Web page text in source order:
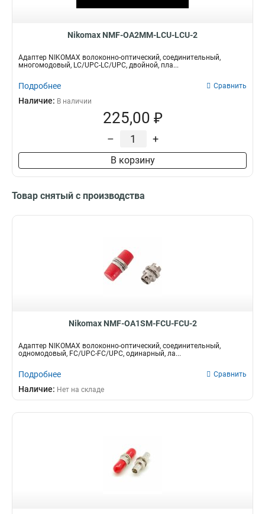
Nikomax NMF-OA2MM-LCU-LCU-2
Адаптер NIKOMAX волоконно-оптический, соединительный,
многомодовый, LC/UPC-LC/UPC, двойной, пла...
Подробнее Сравнить
Наличие: В наличии
225,00 ₽
– +
В корзину
Товар снятый с производства
Nikomax NMF-OA1SM-FCU-FCU-2
Адаптер NIKOMAX волоконно-оптический, соединительный,
одномодовый, FC/UPC-FC/UPC, одинарный, ла...
Подробнее Сравнить
Наличие: Нет на складе